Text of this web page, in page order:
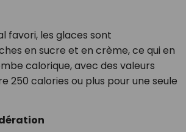
favori, les glaces sont
en sucre et en crème, ce qui en
calorique, avec des valeurs
250 calories ou plus pour une seule